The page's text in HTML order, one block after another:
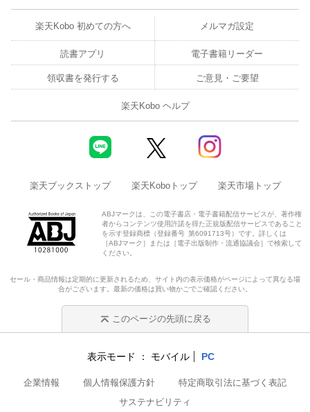
楽天Kobo 初めての方へ メルマガ設定
読書アプリ 電子書籍リーダー
領収書を発行する ご意見・ご要望
楽天Kobo ヘルプ
楽天ブックストップ 楽天Koboトップ 楽天市場トップ
ABJマークは、この電子書店・電子書籍配信サービスが、著作権
者からコンテンツ使用許諾を得た正規版配信サービスであること
を示す登録商標（登録番号 第6091713号）です。詳しくは
［ABJマーク］または［電子出版制作・流通協議会］で検索して
ください。
セール・商品情報は定期的に更新されるため、サイト内の表示価格がページによって異なる場
合がございます。最新の価格は買い物かごでご確認ください。
このページの先頭に戻る
表示モード モバイル PC
企業情報 個人情報保護方針
特定商取引法に基づく表記
サステナビリティ